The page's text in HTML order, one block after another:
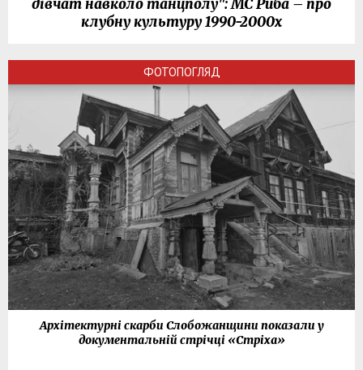
дівчат навколо танцполу": МС Риба – про
клубну культуру 1990-2000х
ФОТОПОГЛЯД
Архітектурні скарби Слобожанщини показали у
документальній стрічці «Стріха»